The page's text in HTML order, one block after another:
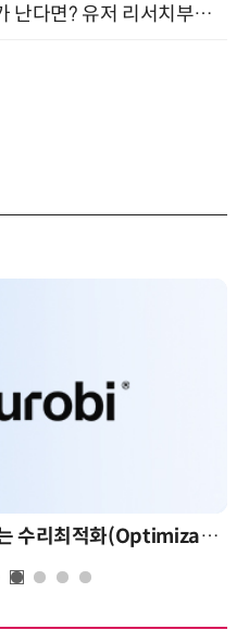
그럴듯하지만 AI가 만든 티가 난다면? 유저 리서치부터 배포까지! (9/15)
AI 시대의 의사결정을 바꾸는 수리최적화(Optimization): 실제 산업 적용 사례와 활용 전략